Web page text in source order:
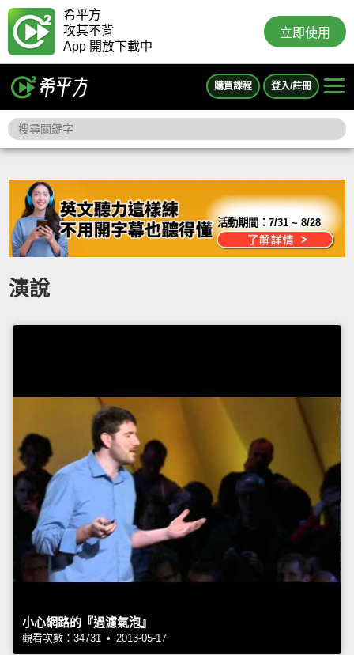
希平方
攻其不背
App 開放下載中
立即使用
購買課程 登入/註冊
活動期間：7/31 ~ 8/28
演說
小心網路的『過濾氣泡』
觀看次數：34731 • 2013-05-17